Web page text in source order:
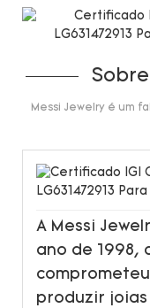
Messi Jewelry é um
A Messi
ano de 1998,
produzir joias